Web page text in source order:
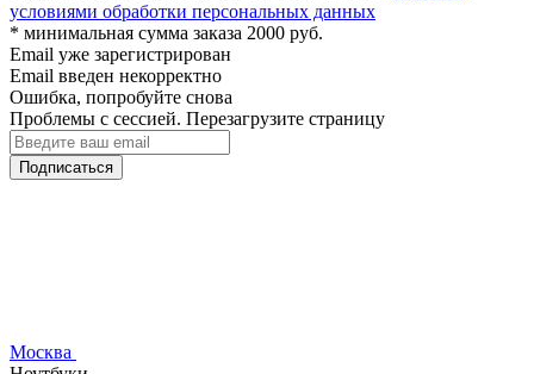
условиями обработки персональных данных
* минимальная сумма заказа 2000 руб.
Email уже зарегистрирован
Email введен некорректно
Ошибка, попробуйте снова
Проблемы с сессией. Перезагрузите страницу
Подписаться
Москва